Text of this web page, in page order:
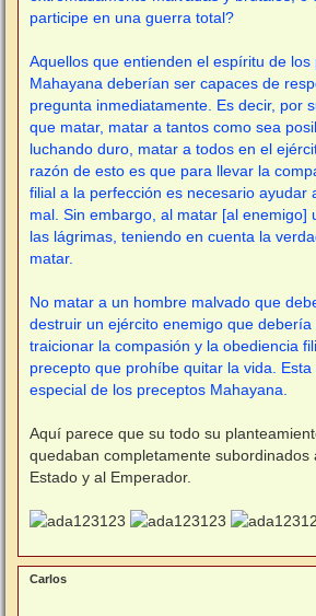
participe en una guerra total?
Aquellos que entienden el espíritu de los
Mahayana deberían ser capaces de
pregunta inmediatamente. Es decir, por
que matar, matar a tantos como sea
luchando duro, matar a todos en el
razón de esto es que para llevar la
filial a la perfección es necesario ayudar
mal. Sin embargo, al matar [al enemigo]
las lágrimas, teniendo en cuenta la
matar.
No matar a un hombre malvado que
destruir un ejército enemigo que
traicionar la compasión y la obediencia
precepto que prohíbe quitar la vida.
especial de los preceptos Mahayana.
Aquí parece que su todo su
quedaban completamente subordinados
Estado y al Emperador.
Carlos